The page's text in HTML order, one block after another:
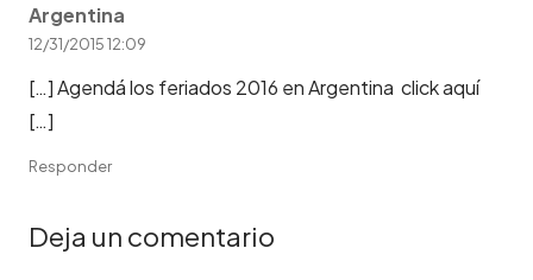
Argentina
12/31/2015 12:09
[…] Agendá los feriados 2016 en Argentina click aquí
[…]
Responder
Deja un comentario